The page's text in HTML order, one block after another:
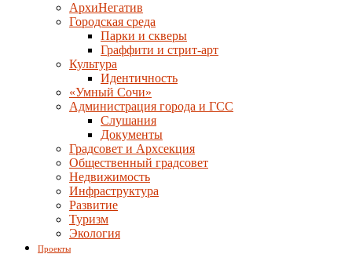
АрхиНегатив
Городская среда
Парки и скверы
Граффити и стрит-арт
Культура
Идентичность
«Умный Сочи»
Администрация города и ГСС
Слушания
Документы
Градсовет и Архсекция
Общественный градсовет
Недвижимость
Инфраструктура
Развитие
Туризм
Экология
Проекты